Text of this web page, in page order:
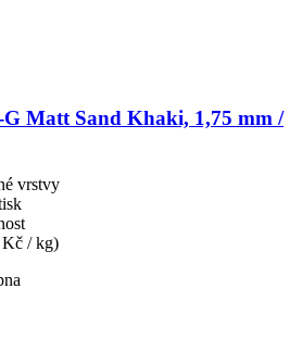
​G Matt Sand Khaki, 1,75 mm /
vrstvy
/ kg)